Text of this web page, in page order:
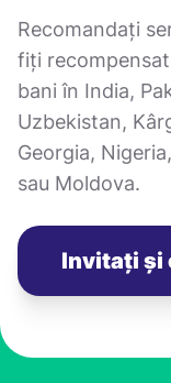
Recomandați
fiți
bani în India,
Uzbekistan,
Georgia,
sau Moldova.
Invitați și